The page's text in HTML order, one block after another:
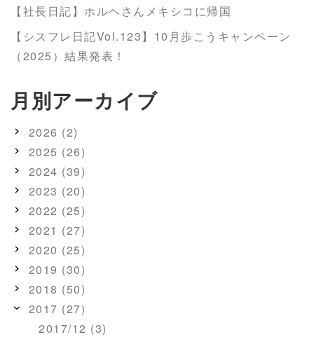
【社長日記】ホルヘさんメキシコに帰国
【シスフレ日記Vol.123】10月歩こうキャンペーン
（2025）結果発表！
月別アーカイブ
2026 (2)
2025 (26)
2024 (39)
2023 (20)
2022 (25)
2021 (27)
2020 (25)
2019 (30)
2018 (50)
2017 (27)
2017/12 (3)